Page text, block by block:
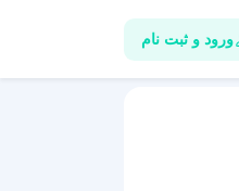
ورود و ثبت نام